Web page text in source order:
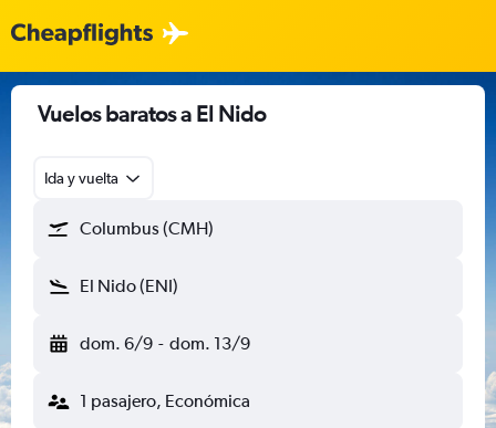
Vuelos baratos a El Nido
Ida y vuelta
Columbus (CMH)
El Nido (ENI)
dom. 6/9 - dom. 13/9
1 pasajero, Económica